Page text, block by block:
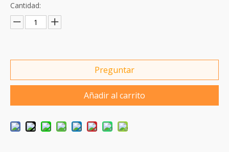
Cantidad:
Preguntar
Añadir al carrito